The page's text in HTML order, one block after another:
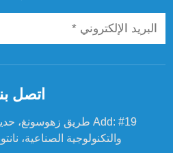
اتصل
والتكنولوجية الصناعية، نانتونغ،